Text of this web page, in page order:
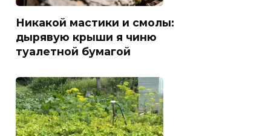
Никакой мастики и смолы:
дырявую крыши я чиню
туалетной бумагой